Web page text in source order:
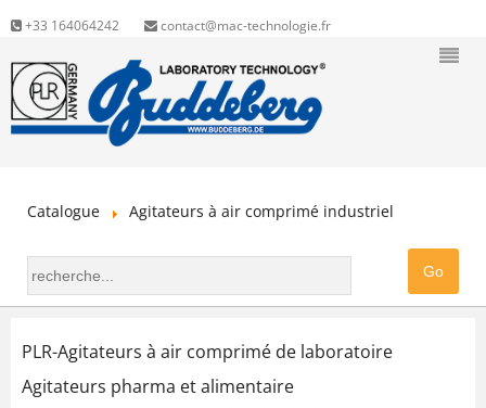
+33 164064242 contact@mac-technologie.fr
Catalogue Agitateurs à air comprimé industriel
PLR-Agitateurs à air comprimé de laboratoire
Agitateurs pharma et alimentaire